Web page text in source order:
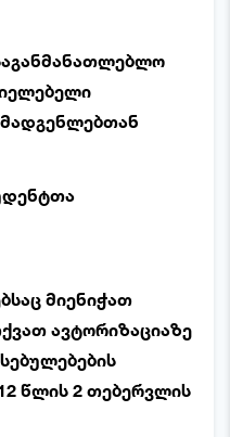
მიენიჭათ
ავტორიზაციაზე
წლის 2 თებერვლის